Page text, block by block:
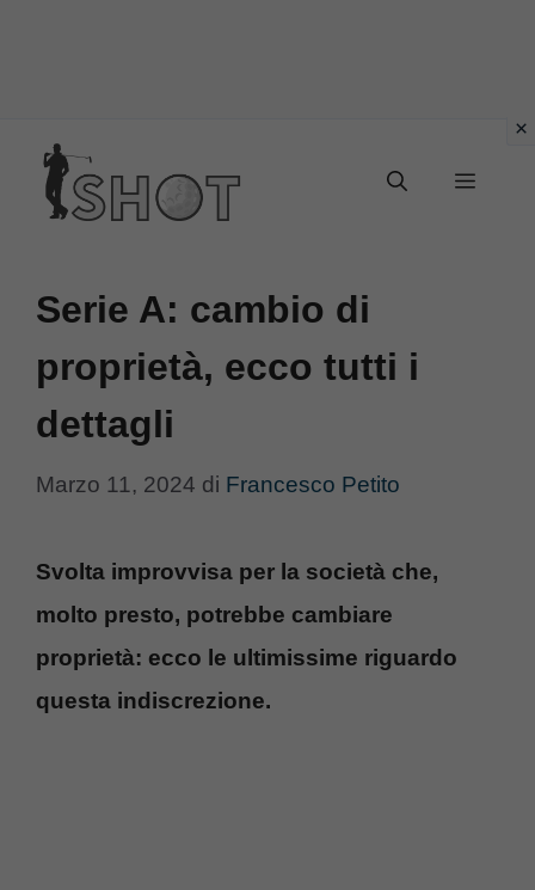
contenuto
Menu
Serie A: cambio di
proprietà, ecco tutti i
dettagli
Marzo 11, 2024 di Francesco Petito
Svolta improvvisa per la società che,
molto presto, potrebbe cambiare
proprietà: ecco le ultimissime riguardo
questa indiscrezione.